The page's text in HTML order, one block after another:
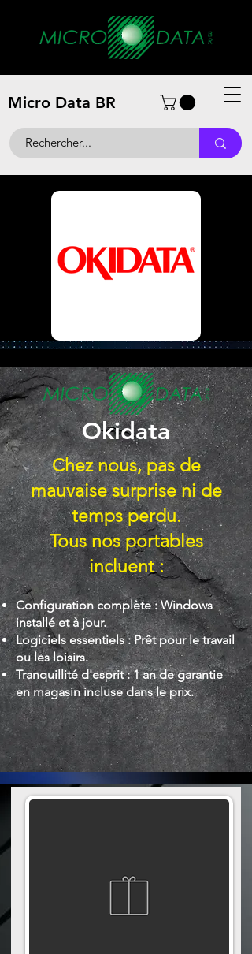
Micro Data BR
Okidata
Chez nous, pas de
mauvaise surprise ni de
temps perdu.
Tous nos portables
incluent :
Configuration complète : Windows
installé et à jour.
Logiciels essentiels : Prêt pour le travail
ou les loisirs.
Tranquillité d'esprit : 1 an de garantie
en magasin incluse dans le prix.